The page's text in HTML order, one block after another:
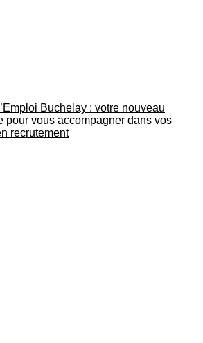
Buchelay : votre nouveau
pour vous accompagner dans vos
recrutement